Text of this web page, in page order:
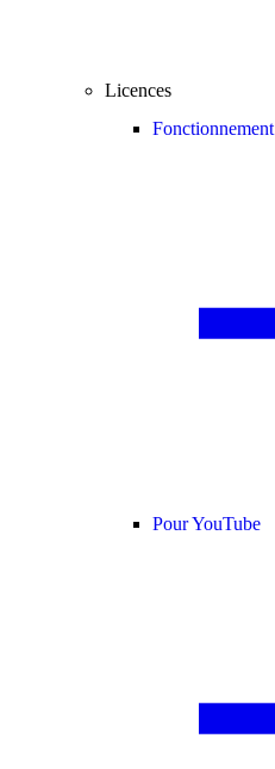
Licences
Fonctionnement
Pour YouTube